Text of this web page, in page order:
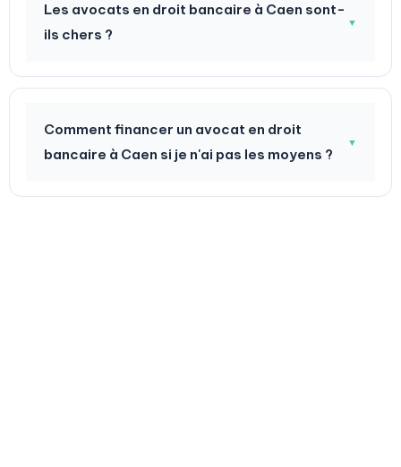
Les avocats en droit bancaire à Caen sont-
ils chers ?
▼
Comment financer un avocat en droit
bancaire à Caen si je n'ai pas les moyens ?
▼